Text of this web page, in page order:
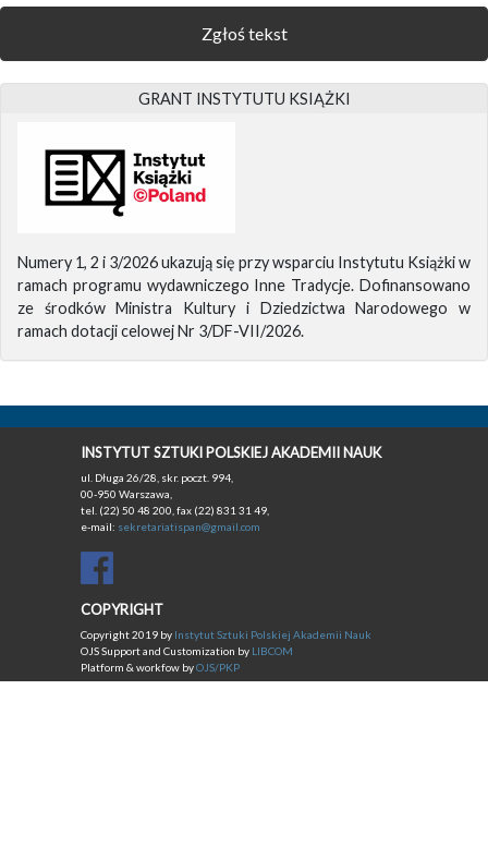
Zgłoś tekst
GRANT INSTYTUTU KSIĄŻKI
Numery 1, 2 i 3/2026 ukazują się przy wsparciu Instytutu Książki w
ramach programu wydawniczego Inne Tradycje. Dofinansowano
ze środków Ministra Kultury i Dziedzictwa Narodowego w
ramach dotacji celowej Nr 3/DF-VII/2026.
INSTYTUT SZTUKI POLSKIEJ AKADEMII NAUK
ul. Długa 26/28, skr. poczt. 994,
00-950 Warszawa,
tel. (22) 50 48 200, fax (22) 831 31 49,
e-mail: sekretariatispan@gmail.com
COPYRIGHT
Copyright 2019 by Instytut Sztuki Polskiej Akademii Nauk
OJS Support and Customization by LIBCOM
Platform & workfow byOJS/PKP